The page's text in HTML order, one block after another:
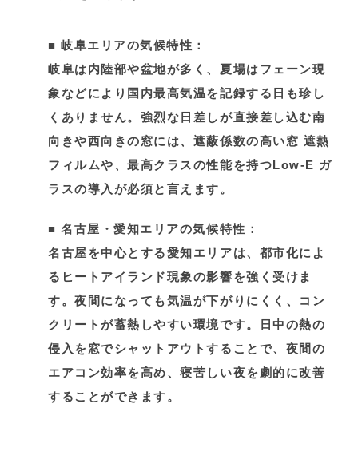
■岐阜エリアの気候特性：
岐阜は内陸部や盆地が多く、夏場はフェーン現
象などにより国内最高気温を記録する日も珍し
くありません。強烈な日差しが直接差し込む南
向きや西向きの窓には、遮蔽係数の高い窓 遮熱
フィルムや、最高クラスの性能を持つLow-E ガ
ラスの導入が必須と言えます。
■名古屋・愛知エリアの気候特性：
名古屋を中心とする愛知エリアは、都市化によ
るヒートアイランド現象の影響を強く受けま
す。夜間になっても気温が下がりにくく、コン
クリートが蓄熱しやすい環境です。日中の熱の
侵入を窓でシャットアウトすることで、夜間の
エアコン効率を高め、寝苦しい夜を劇的に改善
することができます。